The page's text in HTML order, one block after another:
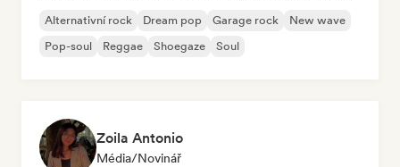
Alternativní rock Dream pop Garage rock
New wave
Pop-soul
Reggae Shoegaze Soul
Zoila Antonio
Média/novinář